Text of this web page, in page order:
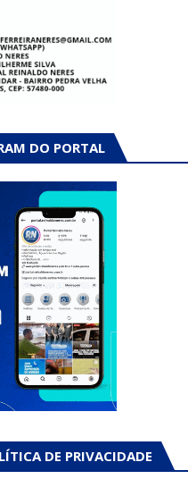
DO PORTAL
DE PRIVACIDADE